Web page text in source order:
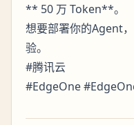
** 50 万 Token**。
想要部署你的Agent
验。
#腾讯云
#EdgeOne